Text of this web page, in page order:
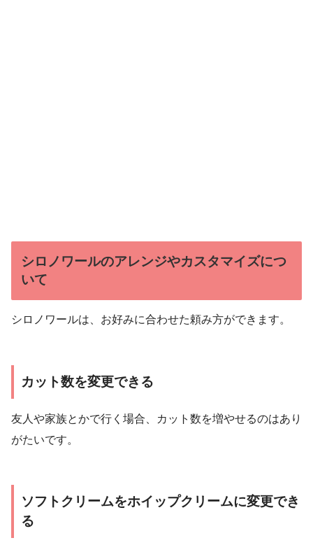
シロノワールのアレンジやカスタマイズにつ
いて
シロノワールは、お好みに合わせた頼み方ができます。
カット数を変更できる
友人や家族とかで行く場合、カット数を増やせるのはあり
がたいです。
ソフトクリームをホイップクリームに変更でき
る